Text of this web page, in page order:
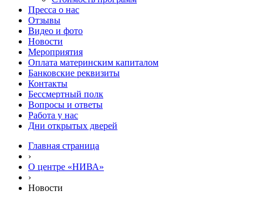
Пресса о нас
Отзывы
Видео и фото
Новости
Мероприятия
Оплата материнским капиталом
Банковские реквизиты
Контакты
Бессмертный полк
Вопросы и ответы
Работа у нас
Дни открытых дверей
Главная страница
›
О центре «НИВА»
›
Новости